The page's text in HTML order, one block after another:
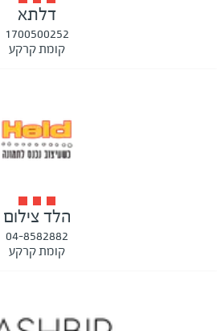
דלתא
1700500252
קומת קרקע
הלד צילום
04-8582882
קומת קרקע